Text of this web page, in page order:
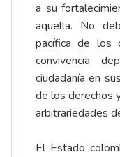
a su
aquella. No
pacífica de los
convivencia,
ciudadanía en
de los derechos
arbitrariedades
El Estado